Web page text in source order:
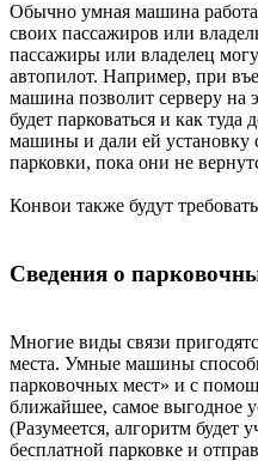
Обычно умная машина
своих пассажиров или
пассажиры или владелец
автопилот. Например, при
машина позволит серверу на
будет парковаться и как
машины и дали ей установку
парковки, пока они не
Конвои также будут
Сведения о
Многие виды связи
места. Умные машины
парковочных мест» и с
ближайшее, самое выгодное
(Разумеется, алгоритм будет
бесплатной парковке и